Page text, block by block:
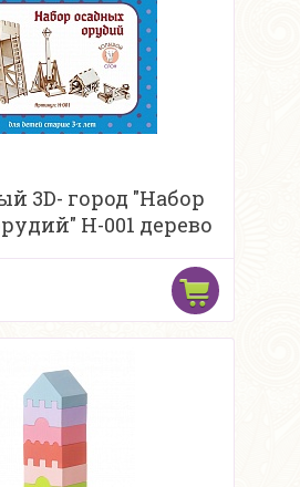
3D- город "Набор
Н-001 дерево